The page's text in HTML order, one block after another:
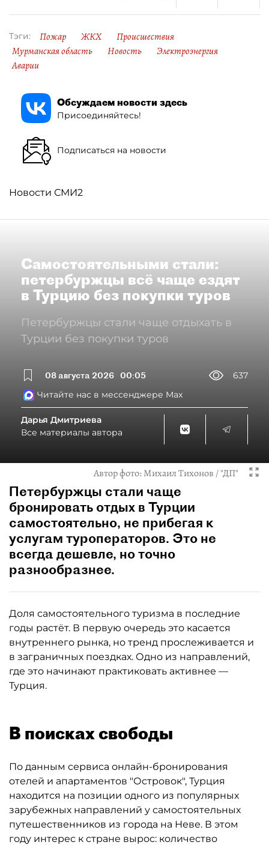
Тэги: Пожар ЖКХ
Происшествия
Мурманская область
Новость
Электроэнергия
Аварии
Обсуждаем новости здесь
Присоединяйтесь!
Подписаться на новости
Новости СМИ2
Самостоятельными стали:
петербуржцы всё чаще ездят
в Турцию без покупки туров
Петербуржцы стали чаще отдыхать в
Турции без покупки туров
08 августа 2026 00:05
637
Читайте нас в мессенджере Max
Дарья Дмитриева
Все материалы автора
Автор фото:Михаил Тихонов / "ДП"
Петербуржцы стали чаще
бронировать отдых в Турции
самостоятельно, не прибегая к
услугам туроператоров. Это не
всегда дешевле, но точно
разнообразнее.
Доля самостоятельного туризма в последние
годы растёт. В первую очередь это касается
внутреннего рынка, но тренд прослеживается и
в заграничных поездках. Одно из направлений,
где это начинают практиковать активнее —
Турция.
В поисках свободы
По данным сервиса онлайн-бронирования
отелей и апартаментов "Островок", Турция
находится на позиции одного из популярных
зарубежных направлений у самостоятельных
путешественников из города на Неве. В этом
году интерес к стране вырос: количество